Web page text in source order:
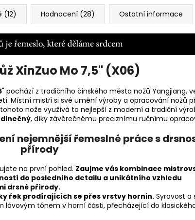
(12) Hodnocení (28) Ostatní informace
XinZuo Mo 7,5" (X06)
" pochází z tradičního čínského města nožů Yangjiang,
Místní mistři si své umění výroby a opracování nožů
nože využívá to nejlepší z moderní a tradiční
, díky závěrečnému preciznímu ručnímu
nejemnější řemeslné práce s
přírody
na první pohled. Zaujme vás kombinace
do posledního detailu a unikátního vzhledu
drsné přírody.
řek prodírajících se přes vrstvy hornin. Syrovost a
lávovým tónem v horní části, přecházející do